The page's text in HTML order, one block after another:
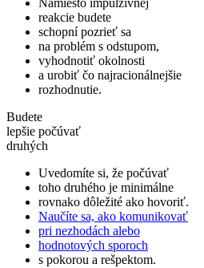
Namiesto impulzívnej
reakcie budete
schopní pozrieť sa
na problém s odstupom,
vyhodnotiť okolnosti
a urobiť čo najracionálnejšie
rozhodnutie.
Budete
lepšie počúvať
druhých
Uvedomíte si, že počúvať
toho druhého je minimálne
rovnako dôležité ako hovoriť.
Naučíte sa, ako komunikovať
pri nezhodách alebo
hodnotových sporoch
s pokorou a rešpektom.